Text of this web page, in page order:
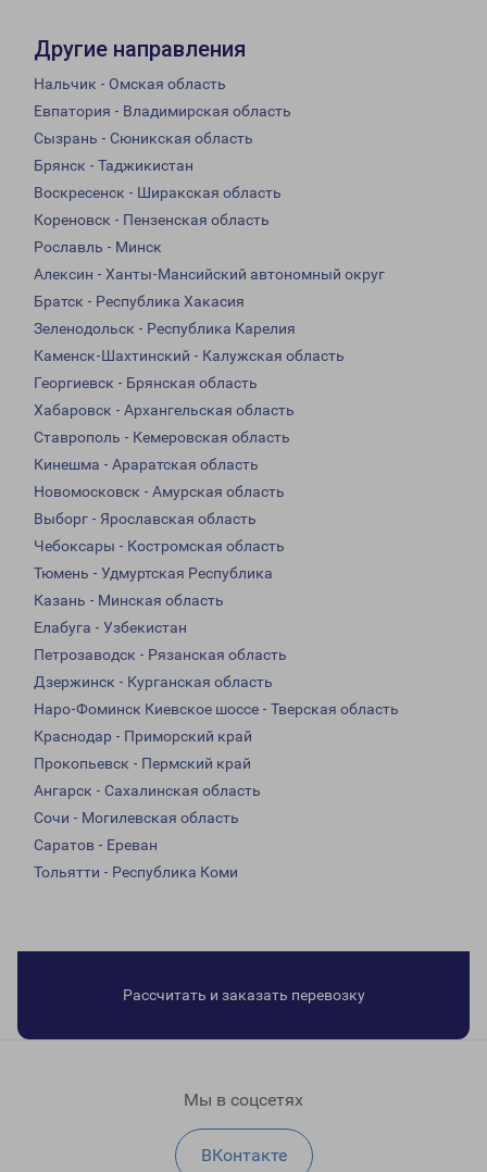
Другие направления
Нальчик - Омская область
Евпатория - Владимирская область
Сызрань - Сюникская область
Брянск - Таджикистан
Воскресенск - Ширакская область
Кореновск - Пензенская область
Рославль - Минск
Алексин - Ханты-Мансийский автономный округ
Братск - Республика Хакасия
Зеленодольск - Республика Карелия
Каменск-Шахтинский - Калужская область
Георгиевск - Брянская область
Хабаровск - Архангельская область
Ставрополь - Кемеровская область
Кинешма - Араратская область
Новомосковск - Амурская область
Выборг - Ярославская область
Чебоксары - Костромская область
Тюмень - Удмуртская Республика
Казань - Минская область
Елабуга - Узбекистан
Петрозаводск - Рязанская область
Дзержинск - Курганская область
Наро-Фоминск Киевское шоссе - Тверская область
Краснодар - Приморский край
Прокопьевск - Пермский край
Ангарск - Сахалинская область
Сочи - Могилевская область
Саратов - Ереван
Тольятти - Республика Коми
Рассчитать и заказать перевозку
Мы в соцсетях
ВКонтакте